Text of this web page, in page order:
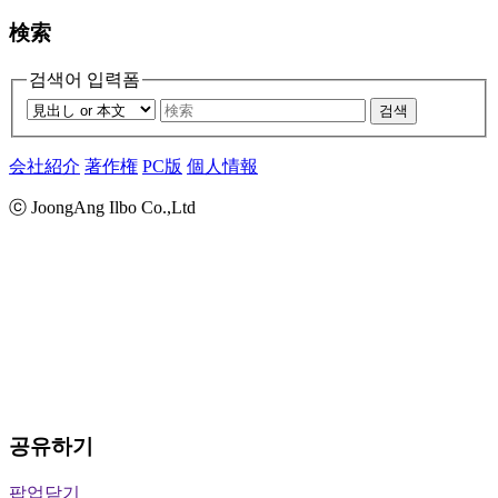
検索
검색어 입력폼
검색
会社紹介 著作権 PC版 個人情報
ⓒ JoongAng Ilbo Co.,Ltd
공유하기
팝업닫기